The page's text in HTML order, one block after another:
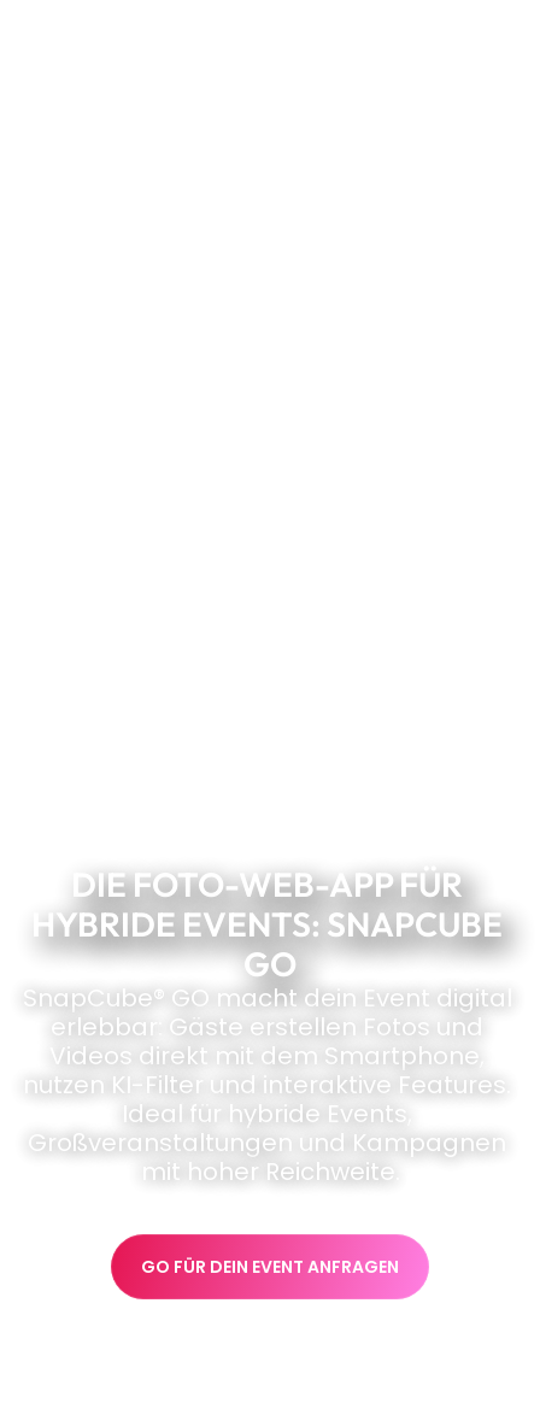
DIE FOTO-WEB-APP FÜR
HYBRIDE EVENTS: SNAPCUBE
GO
SnapCube® GO macht dein Event digital
erlebbar: Gäste erstellen Fotos und
Videos direkt mit dem Smartphone,
nutzen KI-Filter und interaktive Features.
Ideal für hybride Events,
Großveranstaltungen und Kampagnen
mit hoher Reichweite.
GO FÜR DEIN EVENT ANFRAGEN